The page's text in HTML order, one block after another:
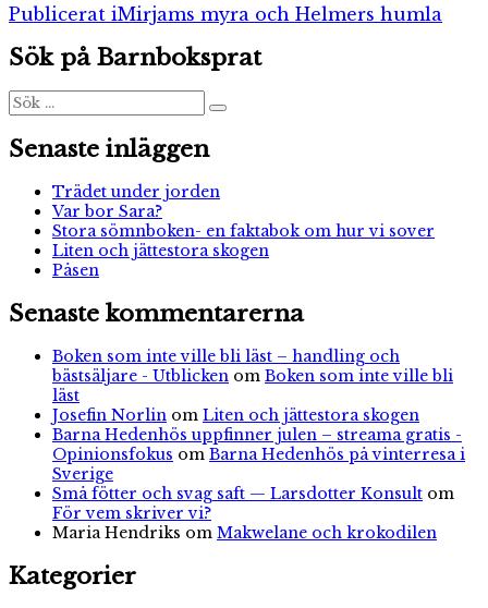
Inläggsnavigering
Publicerat iMirjams myra och Helmers humla
Sök på Barnboksprat
Sök
efter:
Sök
Senaste inläggen
Trädet under jorden
Var bor Sara?
Stora sömnboken- en faktabok om hur vi sover
Liten och jättestora skogen
Påsen
Senaste kommentarerna
Boken som inte ville bli läst – handling och
bästsäljare - Utblicken om Boken som inte ville bli
läst
Josefin Norlin om Liten och jättestora skogen
Barna Hedenhös uppfinner julen – streama gratis -
Opinionsfokus om Barna Hedenhös på vinterresa i
Sverige
Små fötter och svag saft — Larsdotter Konsult om
För vem skriver vi?
Maria Hendriks om Makwelane och krokodilen
Kategorier